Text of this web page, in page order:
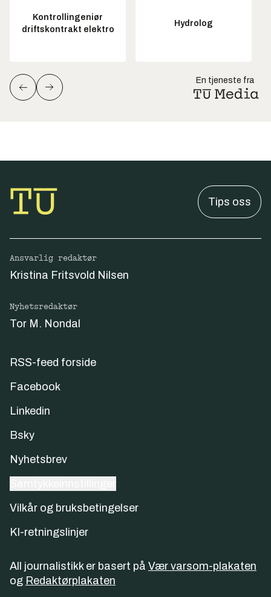
Kontrollingeniør
driftskontrakt elektro
Hydrolog
En tjeneste fra
Tips oss
Ansvarlig redaktør
Kristina Fritsvold Nilsen
Nyhetsredaktør
Tor M. Nondal
RSS-feed forside
Facebook
Linkedin
Bsky
Nyhetsbrev
Vilkår og bruksbetingelser
KI-retningslinjer
All journalistikk er basert på Vær varsom-plakaten
og Redaktørplakaten